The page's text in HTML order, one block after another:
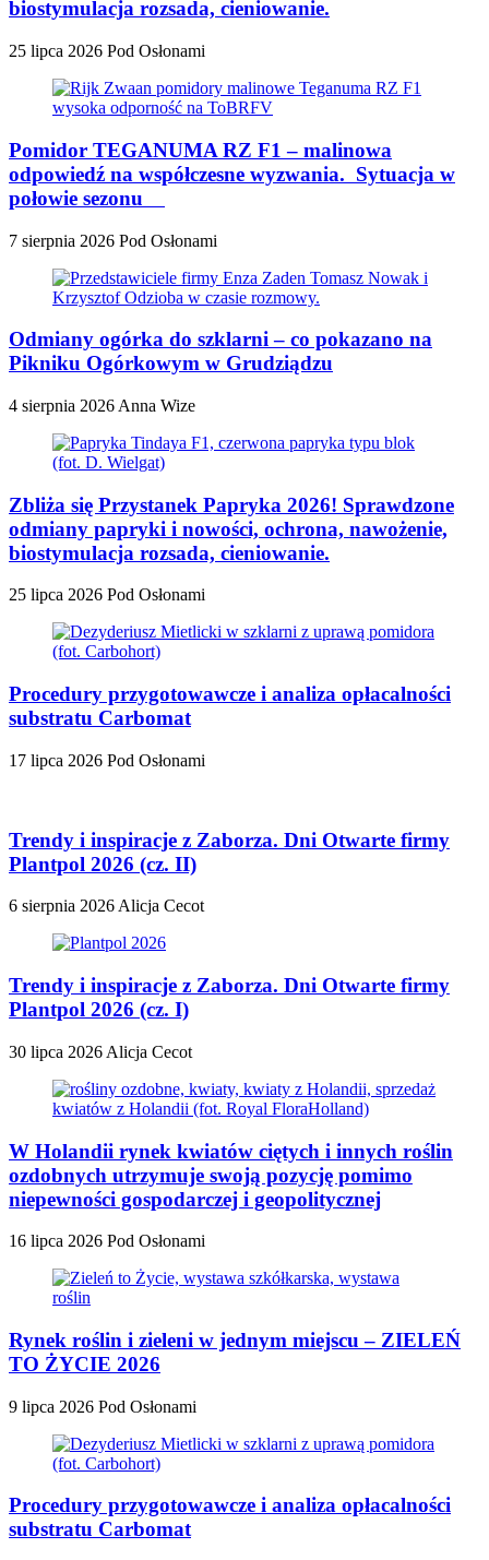
biostymulacja rozsada, cieniowanie.
25 lipca 2026 Pod Osłonami
Pomidor TEGANUMA RZ F1 – malinowa
odpowiedź na współczesne wyzwania. Sytuacja w
połowie sezonu
7 sierpnia 2026 Pod Osłonami
Odmiany ogórka do szklarni – co pokazano na
Pikniku Ogórkowym w Grudziądzu
4 sierpnia 2026 Anna Wize
Zbliża się Przystanek Papryka 2026! Sprawdzone
odmiany papryki i nowości, ochrona, nawożenie,
biostymulacja rozsada, cieniowanie.
25 lipca 2026 Pod Osłonami
Procedury przygotowawcze i analiza opłacalności
substratu Carbomat
17 lipca 2026 Pod Osłonami
Trendy i inspiracje z Zaborza. Dni Otwarte firmy
Plantpol 2026 (cz. II)
6 sierpnia 2026 Alicja Cecot
Trendy i inspiracje z Zaborza. Dni Otwarte firmy
Plantpol 2026 (cz. I)
30 lipca 2026 Alicja Cecot
W Holandii rynek kwiatów ciętych i innych roślin
ozdobnych utrzymuje swoją pozycję pomimo
niepewności gospodarczej i geopolitycznej
16 lipca 2026 Pod Osłonami
Rynek roślin i zieleni w jednym miejscu – ZIELEŃ
TO ŻYCIE 2026
9 lipca 2026 Pod Osłonami
Procedury przygotowawcze i analiza opłacalności
substratu Carbomat